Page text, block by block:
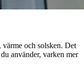
och solsken. Det
använder, varken mer